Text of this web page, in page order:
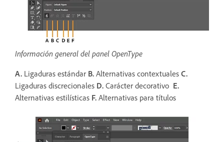
Información general del panel OpenType
A. Ligaduras estándar B. Alternativas contextuales C.
Ligaduras discrecionales D. Carácter decorativo E.
Alternativas estilísticas F. Alternativas para títulos